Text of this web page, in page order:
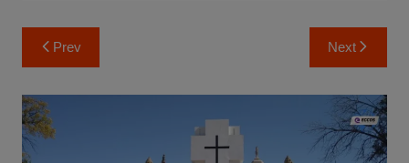
Navegación
de
entradas
Prev Next